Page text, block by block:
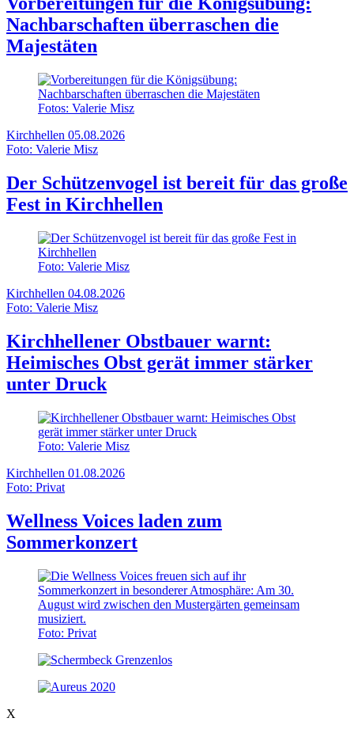
Nachbarschaften überraschen die
Majestäten
Fotos: Valerie Misz
Kirchhellen 05.08.2026
Foto: Valerie Misz
Der Schützenvogel ist bereit für das große
Fest in Kirchhellen
Foto: Valerie Misz
Kirchhellen 04.08.2026
Foto: Valerie Misz
Kirchhellener Obstbauer warnt:
Heimisches Obst gerät immer stärker
unter Druck
Foto: Valerie Misz
Kirchhellen 01.08.2026
Foto: Privat
Wellness Voices laden zum
Sommerkonzert
Foto: Privat
X